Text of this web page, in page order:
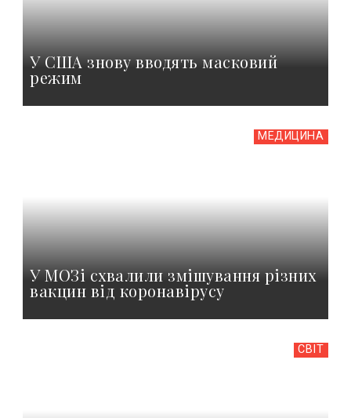
У США знову вводять масковий
режим
МЕДИЦИНА
У МОЗі схвалили змішування різних
вакцин від коронавірусу
СВІТ